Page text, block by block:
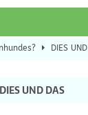
DIES UND
DIES UND DAS